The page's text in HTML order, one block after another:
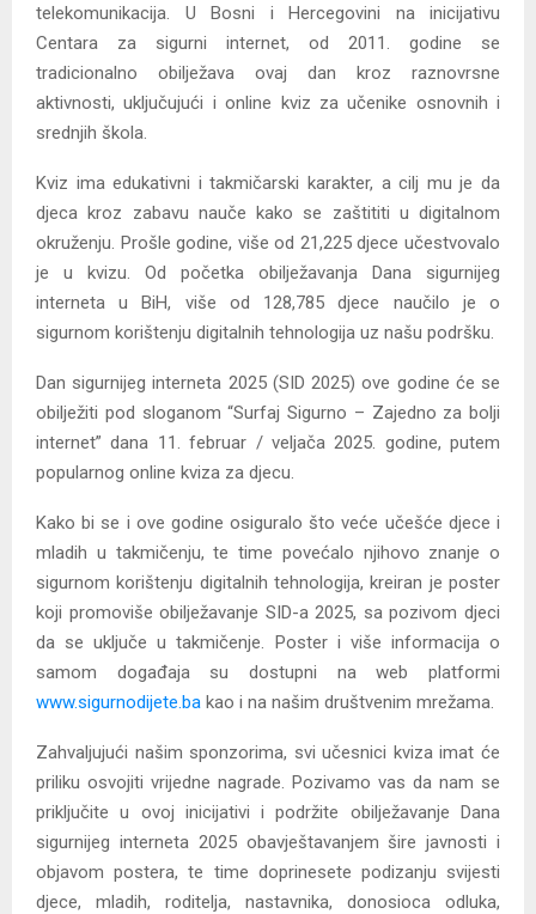
telekomunikacija. U Bosni i Hercegovini na inicijativu
Centara za sigurni internet, od 2011. godine se
tradicionalno obilježava ovaj dan kroz raznovrsne
aktivnosti, uključujući i online kviz za učenike osnovnih i
srednjih škola.
Kviz ima edukativni i takmičarski karakter, a cilj mu je da
djeca kroz zabavu nauče kako se zaštititi u digitalnom
okruženju. Prošle godine, više od 21,225 djece učestvovalo
je u kvizu. Od početka obilježavanja Dana sigurnijeg
interneta u BiH, više od 128,785 djece naučilo je o
sigurnom korištenju digitalnih tehnologija uz našu podršku.
Dan sigurnijeg interneta 2025 (SID 2025) ove godine će se
obilježiti pod sloganom “Surfaj Sigurno – Zajedno za bolji
internet” dana 11. februar / veljača 2025. godine, putem
popularnog online kviza za djecu.
Kako bi se i ove godine osiguralo što veće učešće djece i
mladih u takmičenju, te time povećalo njihovo znanje o
sigurnom korištenju digitalnih tehnologija, kreiran je poster
koji promoviše obilježavanje SID-a 2025, sa pozivom djeci
da se uključe u takmičenje. Poster i više informacija o
samom događaja su dostupni na web platformi
www.sigurnodijete.ba kao i na našim društvenim mrežama.
Zahvaljujući našim sponzorima, svi učesnici kviza imat će
priliku osvojiti vrijedne nagrade. Pozivamo vas da nam se
priključite u ovoj inicijativi i podržite obilježavanje Dana
sigurnijeg interneta 2025 obavještavanjem šire javnosti i
objavom postera, te time doprinesete podizanju svijesti
djece, mladih, roditelja, nastavnika, donosioca odluka,